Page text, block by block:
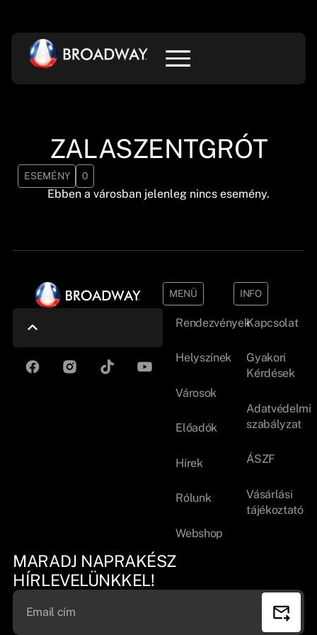
ZALASZENTGRÓT
ESEMÉNY 0
Ebben a városban jelenleg nincs esemény.
MENÜ
Rendezvények
Helyszínek
Városok
Előadók
Hírek
Rólunk
Webshop
INFO
Kapcsolat
Gyakori
Kérdések
Adatvédelmi
szabályzat
ÁSZF
Vásárlási
tájékoztató
MARADJ NAPRAKÉSZ
HÍRLEVELÜNKKEL!